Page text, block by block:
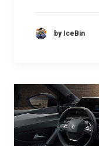
by IceBin